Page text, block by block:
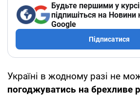
Будьте першими у
підпишіться на Новини
Google
Підписатися
Україні в жодному разі не
погоджуватись на брехливе